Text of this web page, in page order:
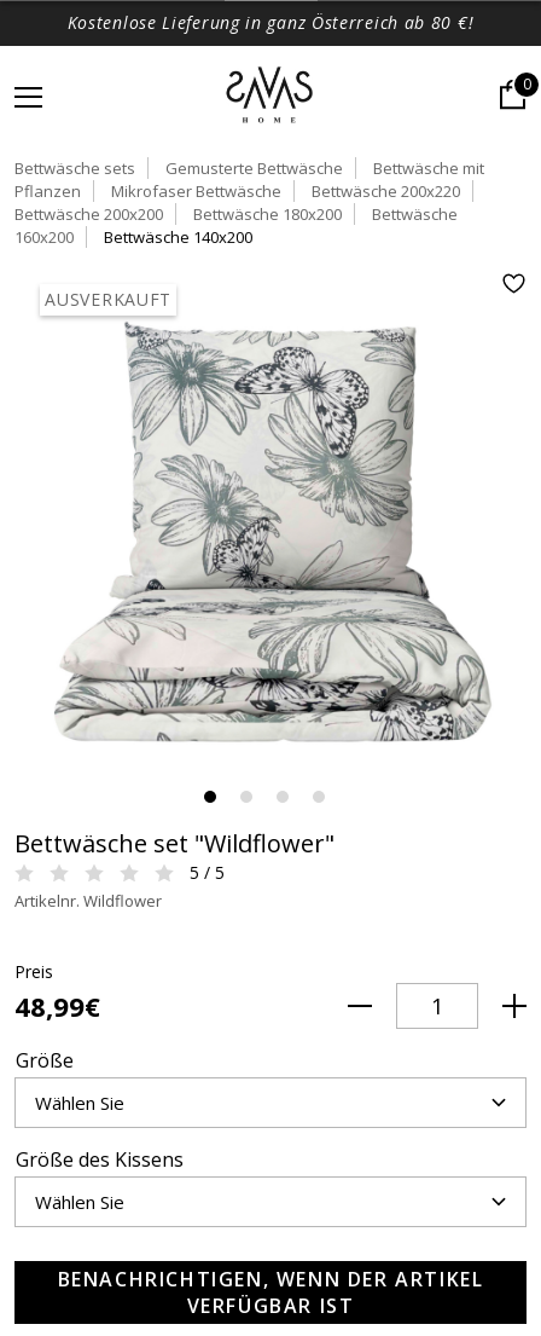
Kostenlose Lieferung in ganz Österreich ab 80 €!
0
Bettwäsche sets Gemusterte Bettwäsche
Bettwäsche mit
Pflanzen
Mikrofaser Bettwäsche
Bettwäsche 200x220
Bettwäsche 200x200
Bettwäsche 180x200
Bettwäsche
160x200
Bettwäsche 140x200
AUSVERKAUFT
Bettwäsche set "Wildflower"
5 / 5
Artikelnr. Wildflower
Preis
48,99€
Größe
Größe des Kissens
BENACHRICHTIGEN, WENN DER ARTIKEL
VERFÜGBAR IST